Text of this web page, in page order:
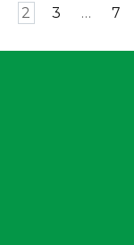
2 3 … 7